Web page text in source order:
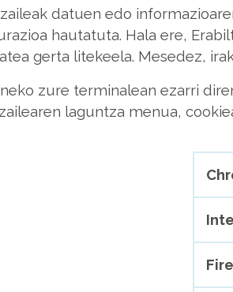
datuen edo
hautatuta. Hala ere,
gerta litekeela. Mesedez,
zure terminalean ezarri
laguntza menua,